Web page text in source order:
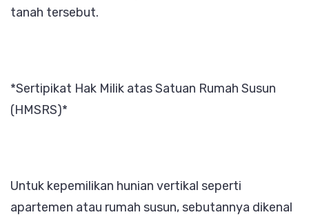
tanah tersebut.
*Sertipikat Hak Milik atas Satuan Rumah Susun
(HMSRS)*
Untuk kepemilikan hunian vertikal seperti
apartemen atau rumah susun, sebutannya dikenal